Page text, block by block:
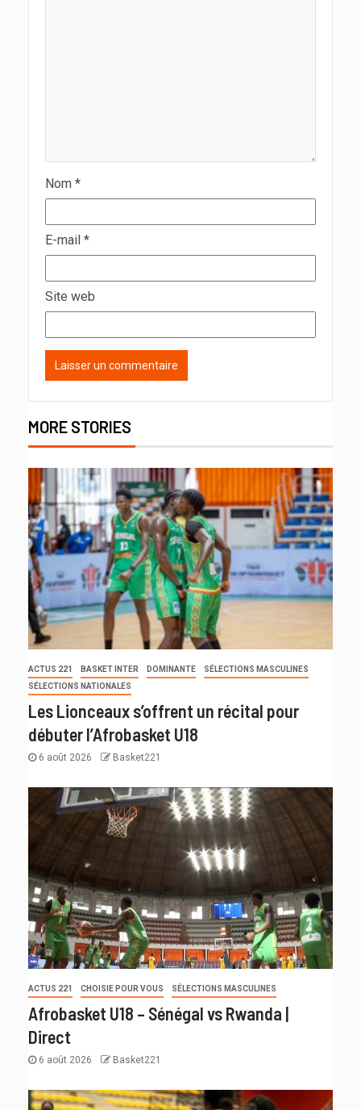
Nom *
E-mail *
Site web
MORE STORIES
ACTUS 221 BASKET INTER DOMINANTE
SÉLECTIONS MASCULINES
SÉLECTIONS NATIONALES
Les Lionceaux s’offrent un récital pour
débuter l’Afrobasket U18
6 août 2026 Basket221
ACTUS 221 CHOISIE POUR VOUS SÉLECTIONS MASCULINES
Afrobasket U18 – Sénégal vs Rwanda |
Direct
6 août 2026 Basket221